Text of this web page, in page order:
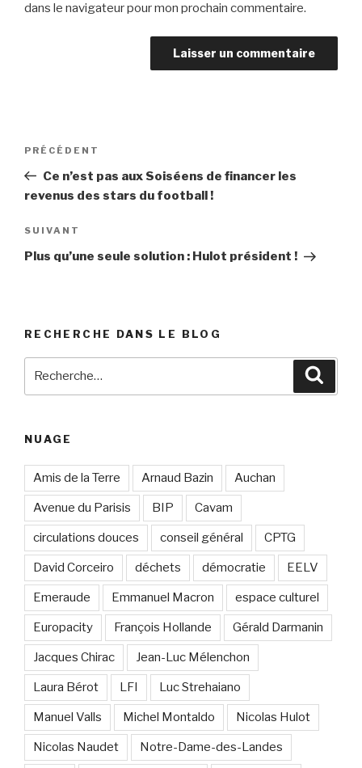
dans le navigateur pour mon prochain commentaire.
Navigation
Article
précédent
PRÉCÉDENT
Ce n’est pas aux Soiséens de financer les
revenus des stars du football !
Article
suivant
SUIVANT
Plus qu’une seule solution : Hulot président !
RECHERCHE DANS LE BLOG
NUAGE
Amis de la Terre Arnaud Bazin Auchan
Avenue du Parisis BIP Cavam
circulations douces conseil général CPTG
David Corceiro déchets démocratie EELV
Emeraude Emmanuel Macron espace culturel
Europacity François Hollande Gérald Darmanin
Jacques Chirac Jean-Luc Mélenchon
Laura Bérot LFI Luc Strehaiano
Manuel Valls Michel Montaldo Nicolas Hulot
Nicolas Naudet Notre-Dame-des-Landes